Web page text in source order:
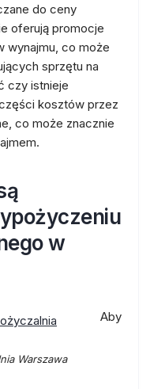
do ceny
oferują promocje
wynajmu, co może
sprzętu na
czy istnieje
kosztów przez
co może znacznie
w
Warszawa
Aby